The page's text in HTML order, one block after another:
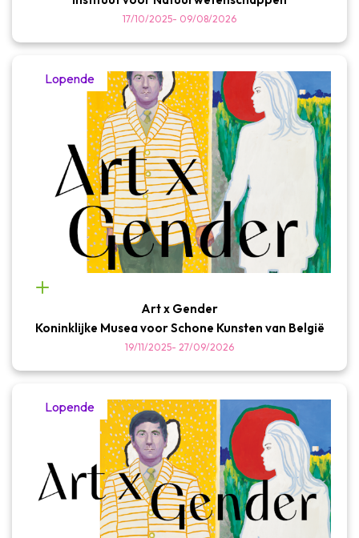
17/10/2025- 09/08/2026
Art x Gender
Koninklijke Musea voor Schone Kunsten van België
19/11/2025- 27/09/2026
Lopende
Lopende